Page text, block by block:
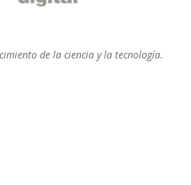
de la ciencia y la tecnología.